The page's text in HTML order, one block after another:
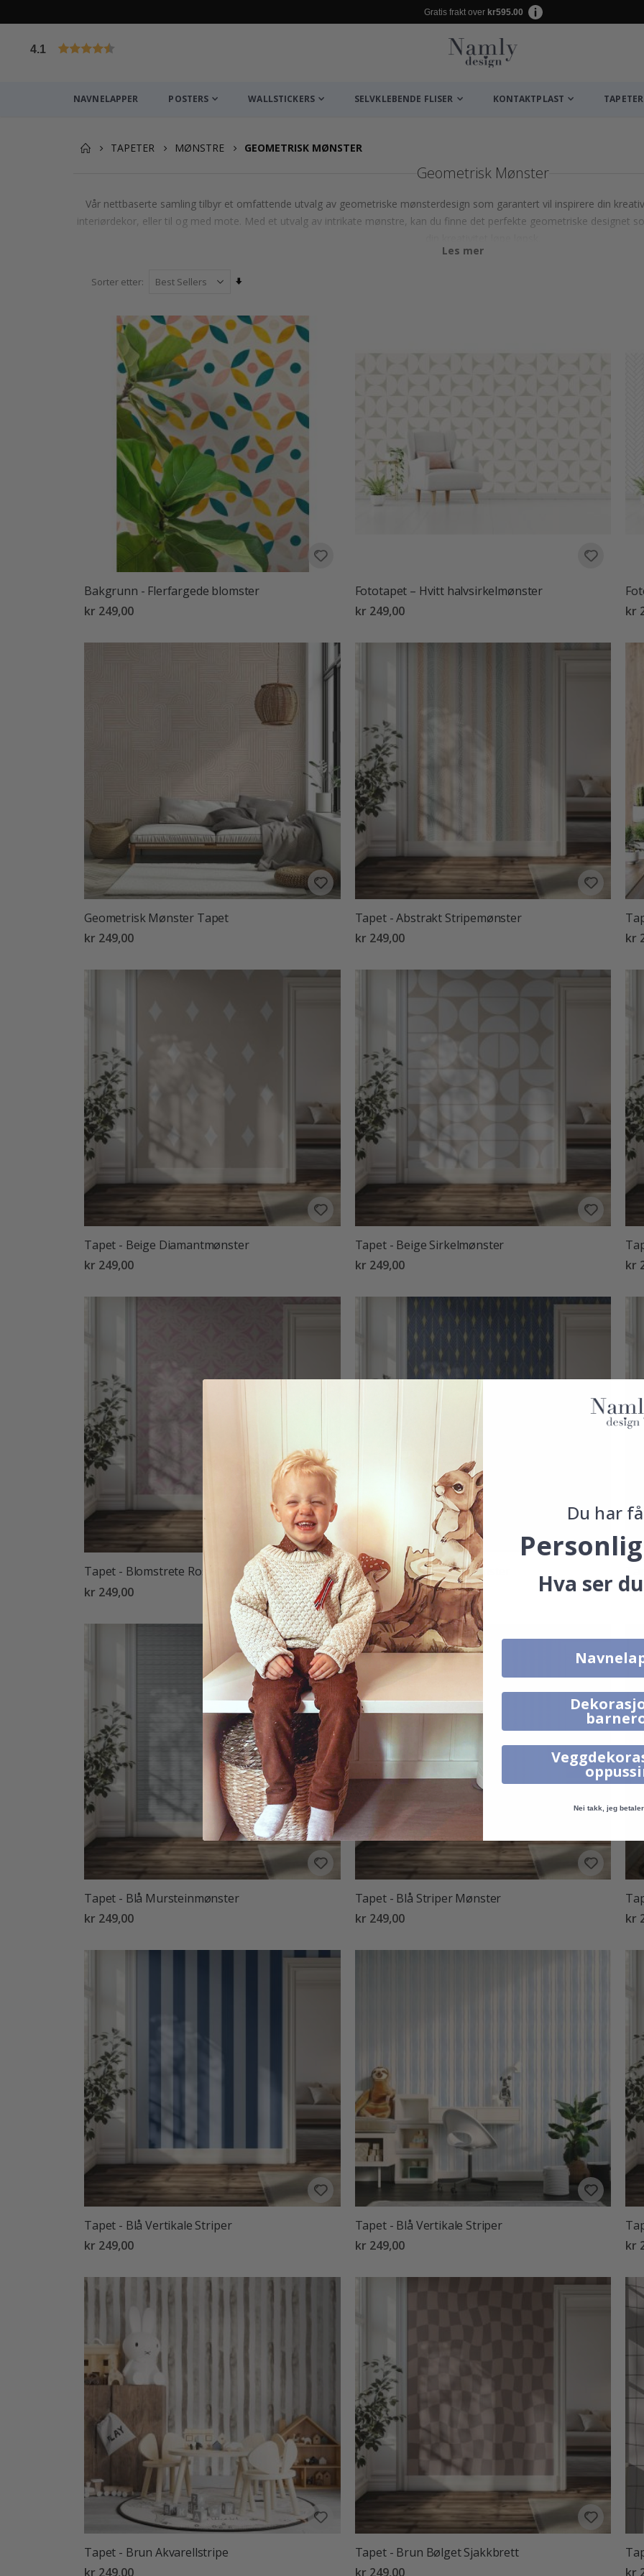
Gratis frakt over kr595.00
4.1
NAVNELAPPER POSTERS WALLSTICKERS SELVKLEBENDE FLISER KONTAKTPLAST TAPETER
TAPETER MØNSTRE GEOMETRISK MØNSTER
Geometrisk Mønster
Vår nettbaserte samling tilbyr et omfattende utvalg av geometriske mønsterdesign som garantert vil inspirere din
interiørdekor, eller til og med mote. Med et utvalg av intrikate mønstre, kan du finne det perfekte geometriske designet
Les mer
Sorter etter
retning
Bakgrunn - Flerfargede blomster
kr 249,00
Fototapet – Hvitt halvsirkelmønster
kr 249,00
kr
Geometrisk Mønster Tapet
kr 249,00
Tapet - Abstrakt Stripemønster
kr 249,00
kr
Tapet - Beige Diamantmønster
kr 249,00
Tapet - Beige Sirkelmønster
kr 249,00
kr
Tapet - Blomstrete Rosa Mønster
kr 249,00
Tapet - Blå Art Deco Mønster
kr 249,00
kr
Tapet - Blå Mursteinmønster
kr 249,00
Tapet - Blå Striper Mønster
kr 249,00
kr
Tapet - Blå Vertikale Striper
kr 249,00
Tapet - Blå Vertikale Striper
kr 249,00
kr
Tapet - Brun Akvarellstripe
kr 249,00
Tapet - Brun Bølget Sjakkbrett
kr 249,00
kr
Du har
Hva ser
Nei takk, jeg